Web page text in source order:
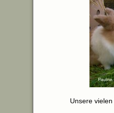
Unsere